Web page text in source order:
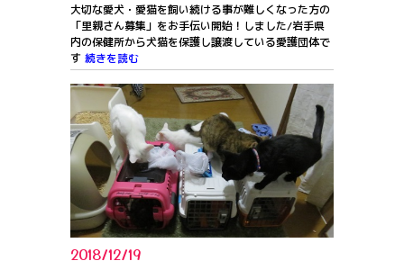
大切な愛犬・愛猫を飼い続ける事が難しくなった方の
「里親さん募集」をお手伝い開始！しました/岩手県
内の保健所から犬猫を保護し譲渡している愛護団体で
す 続きを読む
2018/12/19